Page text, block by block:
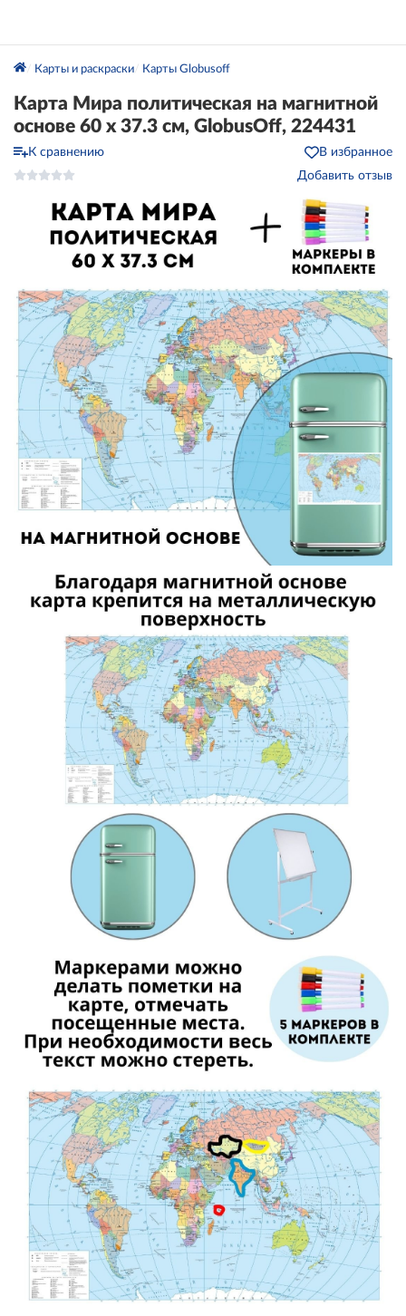
Карты и раскраски Карты Globusoff
Карта Мира политическая на магнитной
основе 60 х 37.3 см, GlobusOff, 224431
К сравнению
В избранное
Добавить отзыв